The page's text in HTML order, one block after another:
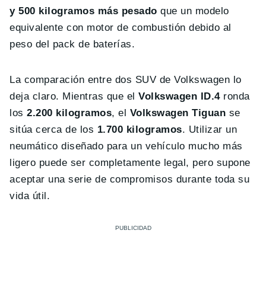
y 500 kilogramos más pesado que un modelo
equivalente con motor de combustión debido al
peso del pack de baterías.
La comparación entre dos SUV de Volkswagen lo
deja claro. Mientras que elVolkswagen ID.4ronda
los2.200 kilogramos, el Volkswagen Tiguan se
sitúa cerca de los 1.700 kilogramos. Utilizar un
neumático diseñado para un vehículo mucho más
ligero puede ser completamente legal, pero supone
aceptar una serie de compromisos durante toda su
vida útil.